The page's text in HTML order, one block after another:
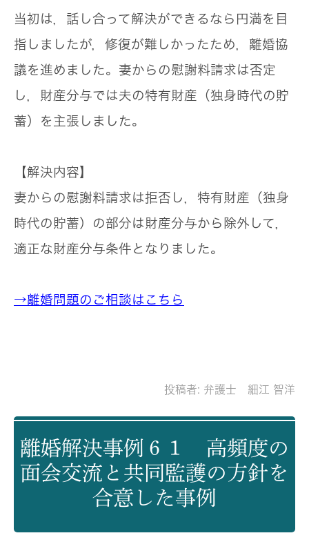
当初は，話し合って解決ができるなら円満を目
指しましたが，修復が難しかったため，離婚協
議を進めました。妻からの慰謝料請求は否定
し，財産分与では夫の特有財産（独身時代の貯
蓄）を主張しました。
【解決内容】
妻からの慰謝料請求は拒否し，特有財産（独身
時代の貯蓄）の部分は財産分与から除外して，
適正な財産分与条件となりました。
→離婚問題のご相談はこちら
投稿者: 弁護士 細江 智洋
離婚解決事例６１ 高頻度の
面会交流と共同監護の方針を
合意した事例